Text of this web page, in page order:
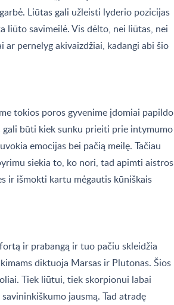
Liūtas gali užleisti lyderio pozicijas
liūto savimeilė. Vis dėlto, nei liūtas, nei
pernelyg akivaizdžiai, kadangi abi šio
tokios poros gyvenime įdomiai papildo
būti kiek sunku prieiti prie intymumo
emocijas bei pačią meilę. Tačiau
siekia to, ko nori, tad apimti aistros
ir išmokti kartu mėgautis kūniškais
ir prabangą ir tuo pačiu skleidžia
diktuoja Marsas ir Plutonas. Šios
Tiek liūtui, tiek skorpionui labai
jausmą. Tad atradę